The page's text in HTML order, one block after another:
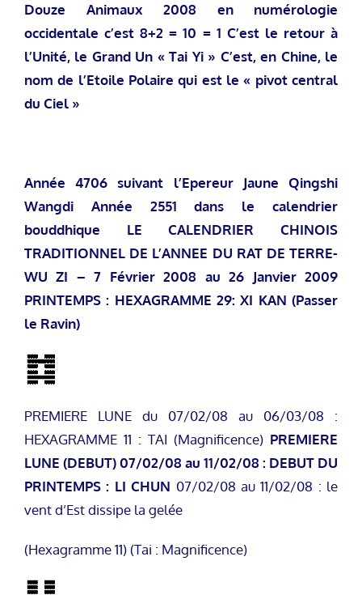
Douze Animaux 2008 en numérologie
occidentale c’est 8+2 = 10 = 1 C’est le retour à
l’Unité, le Grand Un « Tai Yi » C’est, en Chine, le
nom de l’Etoile Polaire qui est le « pivot central
du Ciel »
Année 4706 suivant l’Epereur Jaune Qingshi
Wangdi Année 2551 dans le calendrier
bouddhique
LE CALENDRIER CHINOIS
TRADITIONNEL DE L’ANNEE DU RAT DE TERRE-
WU ZI – 7 Février 2008 au 26 Janvier 2009
PRINTEMPS : HEXAGRAMME 29: XI KAN (Passer
le Ravin)
PREMIERE LUNE du 07/02/08 au 06/03/08 :
HEXAGRAMME 11 : TAI (Magnificence) PREMIERE
LUNE (DEBUT)07/02/08 au 11/02/08 : DEBUT DU
PRINTEMPS : LI CHUN 07/02/08 au 11/02/08 : le
vent d’Est dissipe la gelée
(Hexagramme 11) (Tai : Magnificence)